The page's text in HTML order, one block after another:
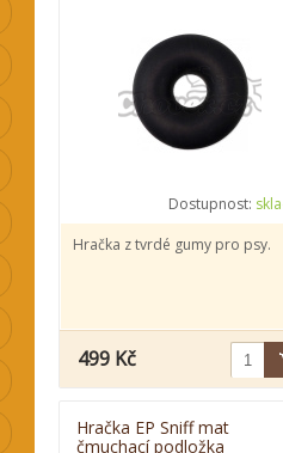
Dostupnost:
Hračka z tvrdé gumy pro psy.
499 Kč
Hračka EP Sniff mat
čmuchací podložka